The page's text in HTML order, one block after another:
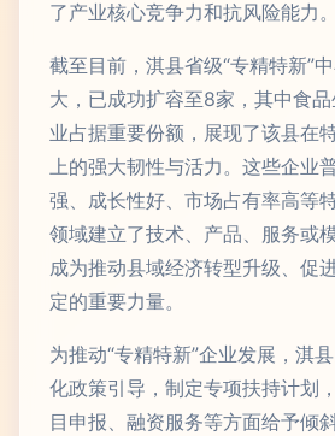
了产业核心竞争力和抗风险能力。
截至目前，淇县省级“专精特新”
大，已成功扩容至8家，其中食
业占据重要份额，展现了该县在
上的强大韧性与活力。这些企业
强、成长性好、市场占有率高等
领域建立了技术、产品、服务或
成为推动县域经济转型升级、促
定的重要力量。
为推动“专精特新”企业发展，淇
化政策引导，制定专项扶持计划
目申报、融资服务等方面给予倾